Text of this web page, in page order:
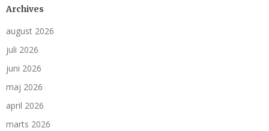
Archives
august 2026
juli 2026
juni 2026
maj 2026
april 2026
marts 2026